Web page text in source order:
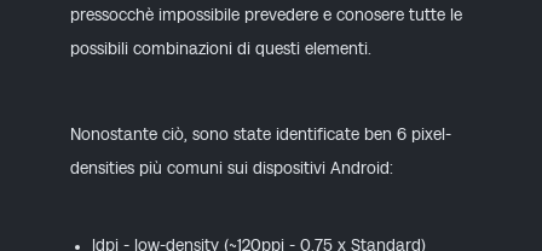
pressocchè impossibile prevedere e conosere tutte le
possibili combinazioni di questi elementi.
Nonostante ciò, sono state identificate ben 6 pixel-
densities più comuni sui dispositivi Android:
ldpi - low-density (~120ppi - 0.75 x Standard)